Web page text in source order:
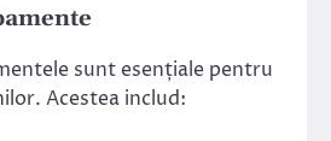
sunt esențiale pentru
Acestea includ: